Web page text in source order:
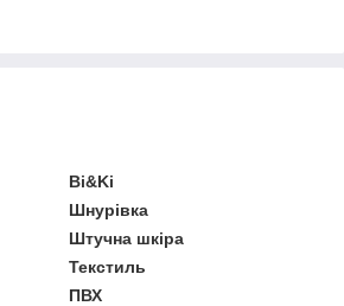
Bi&Ki
Шнурівка
Штучна шкіра
Текстиль
ПВХ